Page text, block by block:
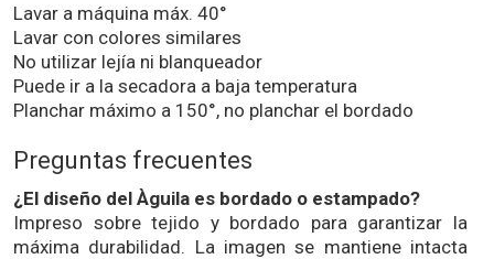
Lavar a máquina máx. 40°
Lavar con colores similares
No utilizar lejía ni blanqueador
Puede ir a la secadora a baja temperatura
Planchar máximo a 150°, no planchar el bordado
Preguntas frecuentes
¿El diseño del Àguila es bordado o estampado?
Impreso sobre tejido y bordado para garantizar la
máxima durabilidad. La imagen se mantiene intacta